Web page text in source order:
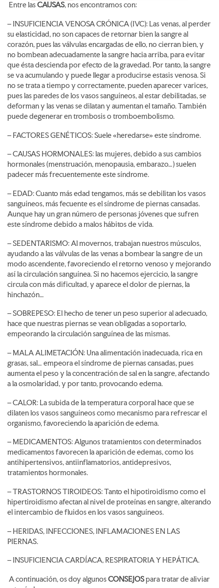
Entre lasCAUSAS, nos encontramos con:
– INSUFICIENCIA VENOSA CRÓNICA (IVC): Las venas, al perder
su elasticidad, no son capaces de retornar bien la sangre al
corazón, pues las válvulas encargadas de ello, no cierran bien, y
no bombean adecuadamente la sangre hacia arriba, para evitar
que ésta descienda por efecto de la gravedad. Por tanto, la sangre
se va acumulando y puede llegar a producirse estasis venosa. Si
no se trata a tiempo y correctamente, pueden aparecer varices,
pues las paredes de los vasos sanguíneos, al estar debilitadas, se
deforman y las venas se dilatan y aumentan el tamaño. También
puede degenerar en trombosis o tromboembolismo.
– FACTORES GENÉTICOS: Suele «heredarse» este síndrome.
– CAUSAS HORMONALES: las mujeres, debido a sus cambios
hormonales (menstruación, menopausia, embarazo…) suelen
padecer más frecuentemente este síndrome.
– EDAD: Cuanto más edad tengamos, más se debilitan los vasos
sanguíneos, más fecuente es el síndrome de piernas cansadas.
Aunque hay un gran número de personas jóvenes que sufren
este síndrome debido a malos hábitos de vida.
– SEDENTARISMO: Al movernos, trabajan nuestros músculos,
ayudando a las válvulas de las venas a bombear la sangre de un
modo ascendente, favoreciendo el retorno venoso y mejorando
así la circulación sanguínea. Si no hacemos ejercicio, la sangre
circula con más dificultad, y aparece el dolor de piernas, la
hinchazón…
– SOBREPESO: El hecho de tener un peso superior al adecuado,
hace que nuestras piernas se vean obligadas a soportarlo,
empeorando la circulación sanguínea de las mismas.
– MALA ALIMETACIÓN: Una alimentación inadecuada, rica en
grasas, sal… empeora el síndrome de piernas cansadas, pues
aumenta el peso y la concentración de sal en la sangre, afectando
a la osmolaridad, y por tanto, provocando edema.
– CALOR: La subida de la temperatura corporal hace que se
dilaten los vasos sanguíneos como mecanismo para refrescar el
organismo, favoreciendo la aparición de edema.
– MEDICAMENTOS: Algunos tratamientos con determinados
medicamentos favorecen la aparición de edemas, como los
antihipertensivos, antiinflamatorios, antidepresivos,
tratamientos hormonales.
– TRASTORNOS TIROIDEOS: Tanto el hipotiroidismo como el
hipertiroidismo afectan al nivel de proteínas en sangre, alterando
el intercambio de fluidos en los vasos sanguíneos.
– HERIDAS, INFECCIONES, INFLAMACIONES EN LAS
PIERNAS.
– INSUFICIENCIA CARDÍACA, RESPIRATORIA Y HEPÁTICA.
A continuación, os doy algunosCONSEJOSpara tratar de aliviar